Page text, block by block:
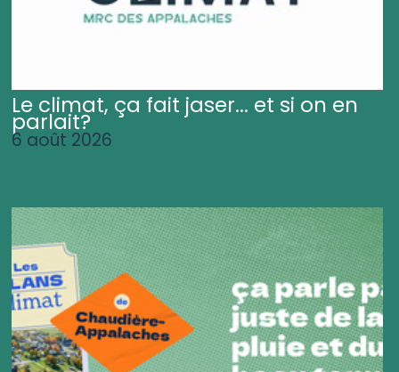
Le climat, ça fait jaser... et si on en
parlait?
6 août 2026